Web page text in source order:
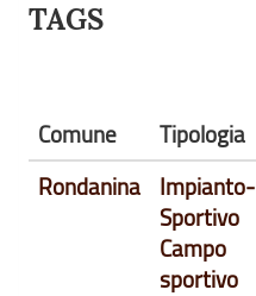
TAGS
Comune Tipologia
Rondanina
Impianto-
Sportivo
Campo
sportivo